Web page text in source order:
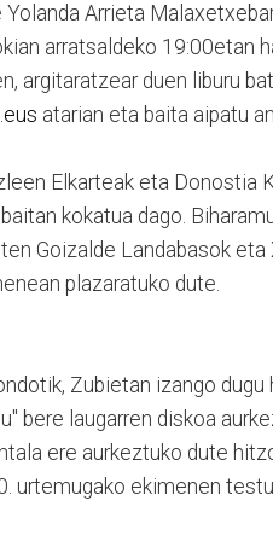
Arrieta
arratsaldeko 19:00etan
argitaratzear duen liburu
atarian eta baita aipatu
Elkarteak eta Donostia
kokatua dago.
Goizalde Landabasok
plazaratuko dute.
Zubietan izango dugu
bere laugarren diskoa
ere aurkeztuko dute
urtemugako ekimenen